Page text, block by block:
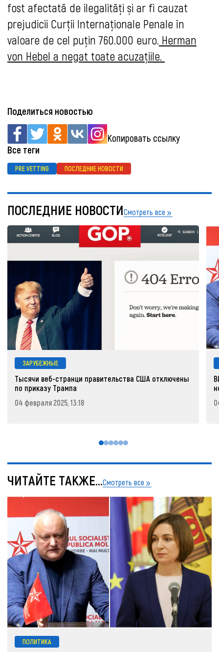
fost afectată de ilegalități și ar fi cauzat
prejudicii Curții Internaționale Penale în
valoare de cel puțin 760.000 euro. Herman
von Hebel a negat toate acuzațiile.
Поделиться новостью
Копировать ссылку
Все теги
PRE VETTING ПОСЛЕДНИЕ НОВОСТИ
ПОСЛЕДНИЕ НОВОСТИСмотреть все
ЗАРУБЕЖНЫЕ
Тысячи веб-странци правительства США отключены
по приказу Трампа
04 февраля 2025, 13:18
ЧИТАЙТЕ ТАКЖЕ...Смотреть все
ПОЛИТИКА